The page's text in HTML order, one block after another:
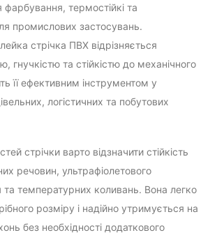
фарбування, термостійкі та
промислових застосувань.
стрічка ПВХ відрізняється
гнучкістю та стійкістю до механічного
її ефективним інструментом у
логістичних та побутових
стрічки варто відзначити стійкість
речовин, ультрафіолетового
температурних коливань. Вона легко
розміру і надійно утримується на
без необхідності додаткового